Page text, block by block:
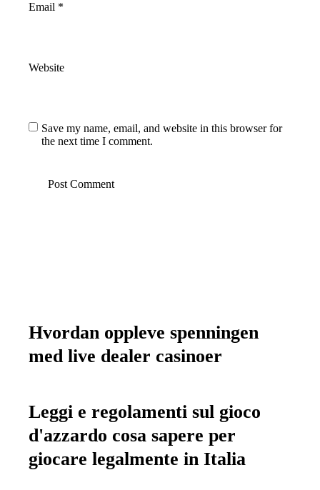
Email *
Website
Save my name, email, and website in this browser for
the next time I comment.
Hvordan oppleve spenningen
med live dealer casinoer
Leggi e regolamenti sul gioco
d'azzardo cosa sapere per
giocare legalmente in Italia